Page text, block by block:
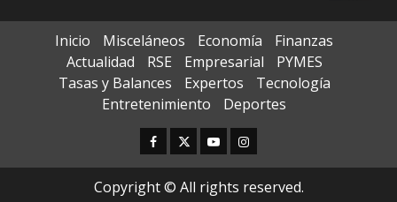
Inicio Misceláneos Economía
Finanzas
Actualidad
RSE Empresarial
PYMES
Tasas y Balances
Expertos
Tecnología
Entretenimiento
Deportes
Facebook
TwitterYoutubeInstagram
Copyright © All rights reserved.